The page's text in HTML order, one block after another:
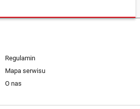
Regulamin
Mapa serwisu
O nas